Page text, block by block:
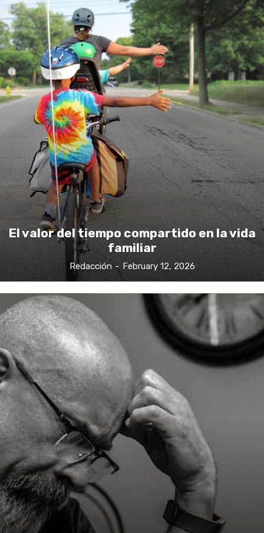
El valor del tiempo compartido en la vida
familiar
Redacción - February 12, 2026